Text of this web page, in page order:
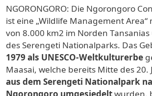
NGORONGORO: Die Ngorongoro
ist eine „Wildlife Management Area“
von 8.000 km2 im Norden
des Serengeti Nationalparks. Das
1979 als UNESCO-Weltkulturerbe
Maasai, welche bereits Mitte des
aus dem Serengeti Nationalpark
Ngorongoro umgesiedeltwurden,